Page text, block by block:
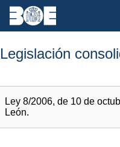
Legislación
Ley 8/2006, de 10 de
León.